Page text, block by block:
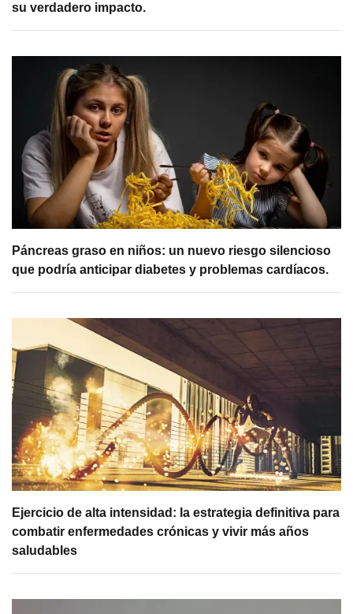
su verdadero impacto.
Páncreas graso en niños: un nuevo riesgo silencioso
que podría anticipar diabetes y problemas cardíacos.
Ejercicio de alta intensidad: la estrategia definitiva para
combatir enfermedades crónicas y vivir más años
saludables